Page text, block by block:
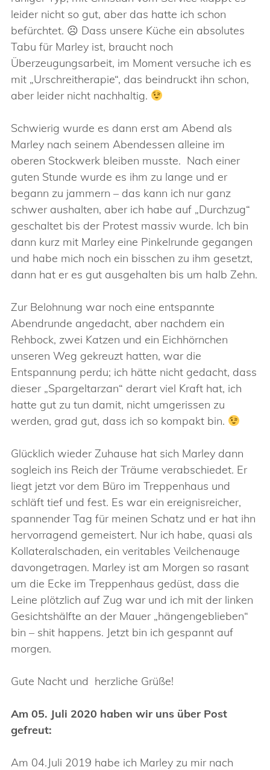
leider nicht so gut, aber das hatte ich schon
befürchtet. ☹ Dass unsere Küche ein absolutes
Tabu für Marley ist, braucht noch
Überzeugungsarbeit, im Moment versuche ich es
mit „Urschreitherapie“, das beindruckt ihn schon,
aber leider nicht nachhaltig.
Schwierig wurde es dann erst am Abend als
Marley nach seinem Abendessen alleine im
oberen Stockwerk bleiben musste. Nach einer
guten Stunde wurde es ihm zu lange und er
begann zu jammern – das kann ich nur ganz
schwer aushalten, aber ich habe auf „Durchzug“
geschaltet bis der Protest massiv wurde. Ich bin
dann kurz mit Marley eine Pinkelrunde gegangen
und habe mich noch ein bisschen zu ihm gesetzt,
dann hat er es gut ausgehalten bis um halb Zehn.
Zur Belohnung war noch eine entspannte
Abendrunde angedacht, aber nachdem ein
Rehbock, zwei Katzen und ein Eichhörnchen
unseren Weg gekreuzt hatten, war die
Entspannung perdu; ich hätte nicht gedacht, dass
dieser „Spargeltarzan“ derart viel Kraft hat, ich
hatte gut zu tun damit, nicht umgerissen zu
werden, grad gut, dass ich so kompakt bin.
Glücklich wieder Zuhause hat sich Marley dann
sogleich ins Reich der Träume verabschiedet. Er
liegt jetzt vor dem Büro im Treppenhaus und
schläft tief und fest. Es war ein ereignisreicher,
spannender Tag für meinen Schatz und er hat ihn
hervorragend gemeistert. Nur ich habe, quasi als
Kollateralschaden, ein veritables Veilchenauge
davongetragen. Marley ist am Morgen so rasant
um die Ecke im Treppenhaus gedüst, dass die
Leine plötzlich auf Zug war und ich mit der linken
Gesichtshälfte an der Mauer „hängengeblieben“
bin – shit happens. Jetzt bin ich gespannt auf
morgen.
Gute Nacht und herzliche Grüße!
Am 05. Juli 2020 haben wir uns über Post
gefreut:
Am 04.Juli 2019 habe ich Marley zu mir nach